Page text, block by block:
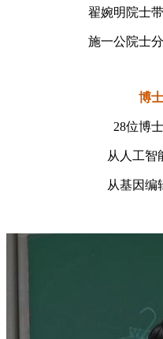
翟婉明院士
施一公院士
博
28位博
从人工智
从基因编